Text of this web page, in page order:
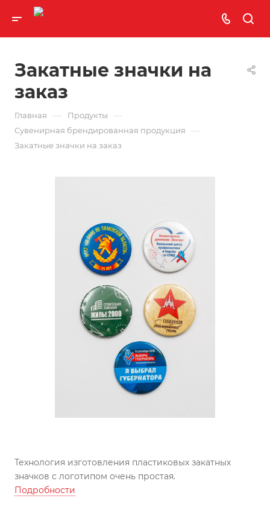
Закатные значки на
заказ
Главная — Продукты —
Сувенирная брендированная продукция —
Закатные значки на заказ
Технология изготовления пластиковых закатных
значков с логотипом очень простая.
Подробности